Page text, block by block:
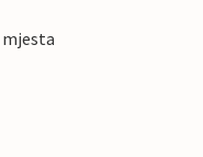
mjesta